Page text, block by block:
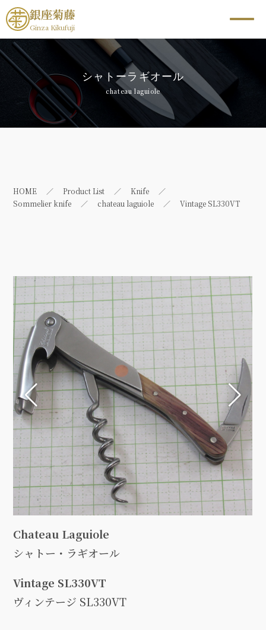
銀座菊藤
Ginza Kikufuji
シャトーラギオール
chateau laguiole
HOME Product List
Knife
Sommelier knife
chateau laguiole Vintage SL330VT
Chateau Laguiole
シャトー・ラギオール
Vintage SL330VT
ヴィンテージ SL330VT